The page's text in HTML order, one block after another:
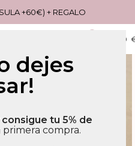
dejes
tu 5% de
primera compra.
+60€) + REGALO
0,00